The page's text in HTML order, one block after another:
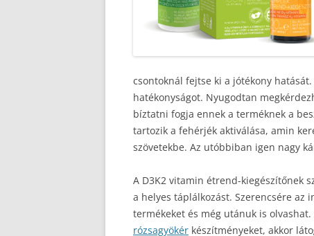
csontoknál fejtse ki a jótékony
hatékonyságot. Nyugodtan
bíztatni fogja ennek a terméknek a
tartozik a fehérjék aktiválása, amin
szövetekbe. Az utóbbiban igen nagy
A D3K2 vitamin étrend-kiegészítőnek
a helyes táplálkozást. Szerencsére
termékeket és még utánuk is
rózsagyökér készítményeket, akkor